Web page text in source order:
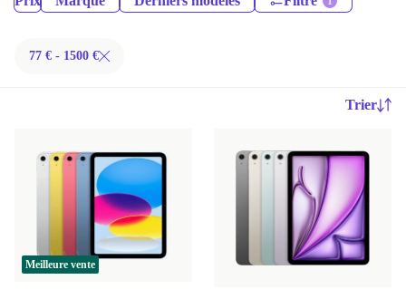
77 € - 1500 €
Trier
Meilleure vente